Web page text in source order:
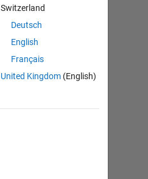
Switzerland
Deutsch
English
Français
United Kingdom(English)